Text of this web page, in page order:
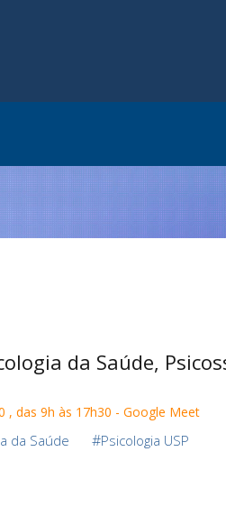
da Saúde,
, das 9h às 17h30 - Google Meet
da Saúde #Psicologia USP